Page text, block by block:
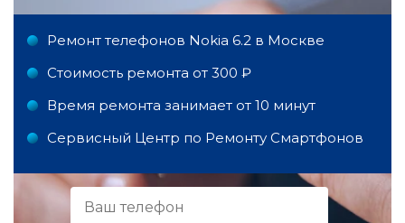
Ремонт телефонов Nokia 6.2 в Москве
Стоимость ремонта от 300 ₽
Время ремонта занимает от 10 минут
Сервисный Центр по Ремонту Смартфонов